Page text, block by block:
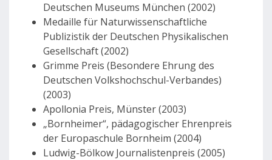
Deutschen Museums München (2002)
Medaille für Naturwissenschaftliche
Publizistik der Deutschen Physikalischen
Gesellschaft (2002)
Grimme Preis (Besondere Ehrung des
Deutschen Volkshochschul-Verbandes)
(2003)
Apollonia Preis, Münster (2003)
„Bornheimer“, pädagogischer Ehrenpreis
der Europaschule Bornheim (2004)
Ludwig-Bölkow Journalistenpreis (2005)